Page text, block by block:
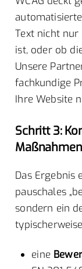
Text nicht
ist, oder ob
Unsere
fachkundige
Ihre Website
Schritt 3:
Das Ergebnis
pauschales
sondern ein
eine